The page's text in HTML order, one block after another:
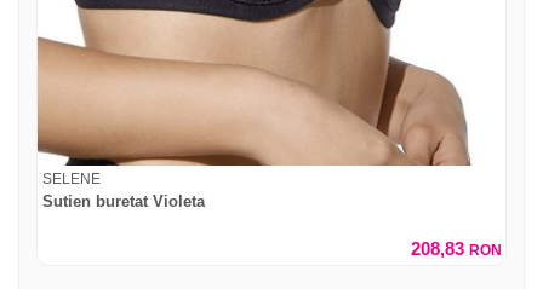
SELENE
Sutien buretat Violeta
208,83 RON